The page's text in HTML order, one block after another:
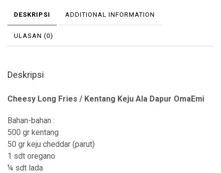
DESKRIPSI ADDITIONAL INFORMATION
ULASAN (0)
Deskripsi
Cheesy Long Fries / Kentang Keju Ala Dapur OmaEmi
Bahan-bahan :
500 gr kentang
50 gr keju cheddar (parut)
1 sdt oregano
¼ sdt lada